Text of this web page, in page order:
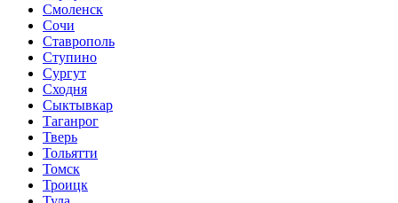
Смоленск
Сочи
Ставрополь
Ступино
Сургут
Сходня
Сыктывкар
Таганрог
Тверь
Тольятти
Томск
Троицк